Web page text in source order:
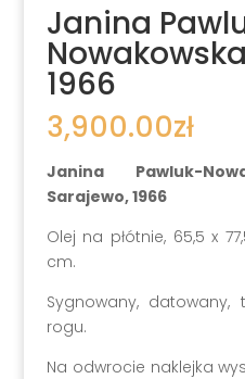
Janina
1966
3,900.00zł
Janina Pawluk-
Sarajewo, 1966
Olej na płótnie, 65,5 x
cm.
Sygnowany,
rogu.
Na odwrocie naklejka